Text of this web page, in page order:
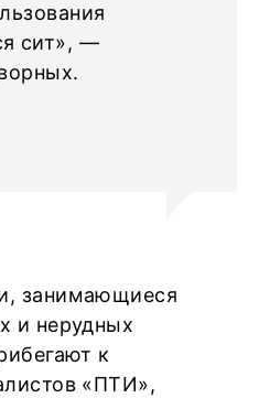
сит», —
занимающиеся
и нерудных
к
«ПТИ»,